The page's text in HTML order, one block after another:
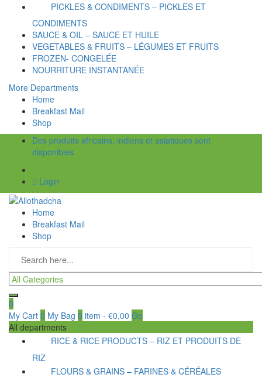
PICKLES & CONDIMENTS – PICKLES ET
CONDIMENTS
SAUCE & OIL – SAUCE ET HUILE
VEGETABLES & FRUITS – LÉGUMES ET FRUITS
FROZEN- CONGELÉE
NOURRITURE INSTANTANÉE
More Departments
Home
Breakfast Mail
Shop
Des produits africains, indiens et asiatiques sont
disponibles
Login
Home
Breakfast Mail
Shop
0
My Cart 0 My Bag 0 item - €0,00 Go
All departments
RICE & RICE PRODUCTS – RIZ ET PRODUITS DE
RIZ
FLOURS & GRAINS – FARINES & CÉRÉALES